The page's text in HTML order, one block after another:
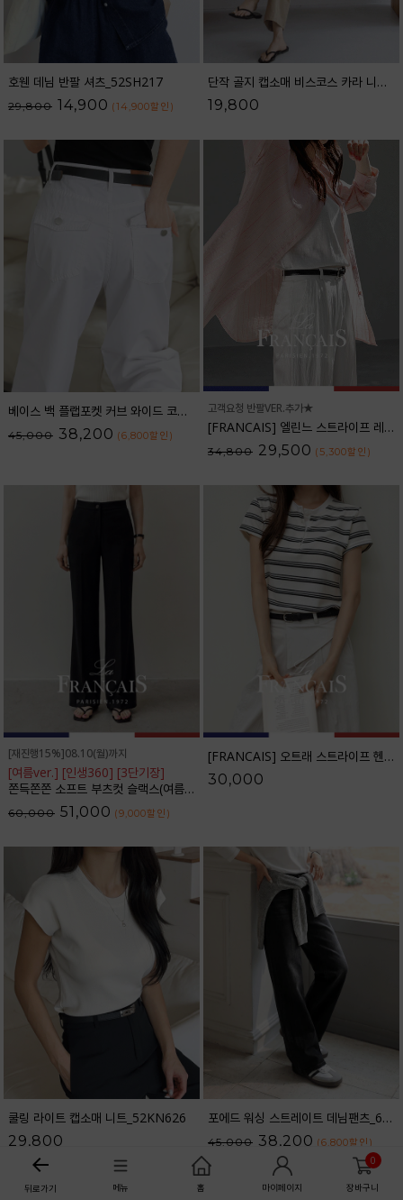
뒤로가기 메뉴 홈 마이페이지
0
장바구니
호웬 데님 반팔 셔츠_52SH217
29,800 14,900 (14,900할인 )
단작 골지 캡소매 비스코스 카라 니트_62KN2562
19,800
베이스 백 플랩포켓 커브 와이드 코튼팬츠_61PT2527
45,000 38,200 (6,800할인 )
고객요청 반팔VER.추가★
[FRANCAIS] 엘린느 스트라이프 레이온 셔츠_F6S261SH
34,800 29,500 (5,300할인 )
[재진행15%]08.10(월)까지
[여름ver.] [인생360] [3단기장]
쫀득쫀쫀 소프트 부츠컷 슬랙스(여름VER.)_F6H403SL
60,000 51,000 (9,000할인 )
[FRANCAIS] 오트래 스트라이프 헨리넥 반팔티셔츠_F6H528TS
30,000
쿨링 라이트 캡소매 니트_52KN626
29,800
포에드 워싱 스트레이트 데님팬츠_61DP1708
45,000 38,200 (6,800할인 )